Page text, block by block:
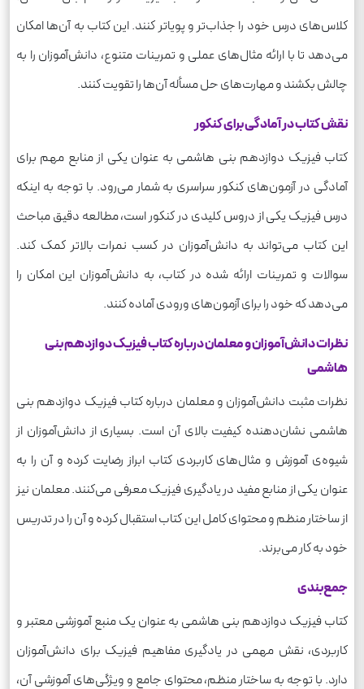
کلاس‌های درس خود را جذاب‌تر و پویا‌تر کنند. این کتاب به آن‌ها امکان
می‌دهد تا با ارائه مثال‌های عملی و تمرینات متنوع، دانش‌آموزان را به
چالش بکشند و مهارت‌های حل مسأله آن‌ها را تقویت کنند.
نقش کتاب در آمادگی برای کنکور
کتاب فیزیک دوازدهم بنی هاشمی به عنوان یکی از منابع مهم برای
آمادگی در آزمون‌های کنکور سراسری به شمار می‌رود. با توجه به اینکه
درس فیزیک یکی از دروس کلیدی در کنکور است، مطالعه دقیق مباحث
این کتاب می‌تواند به دانش‌آموزان در کسب نمرات بالاتر کمک کند.
سوالات و تمرینات ارائه شده در کتاب، به دانش‌آموزان این امکان را
می‌دهد که خود را برای آزمون‌های ورودی آماده کنند.
نظرات دانش‌آموزان و معلمان درباره کتاب فیزیک دوازدهم بنی
هاشمی
نظرات مثبت دانش‌آموزان و معلمان درباره کتاب فیزیک دوازدهم بنی
هاشمی نشان‌دهنده کیفیت بالای آن است. بسیاری از دانش‌آموزان از
شیوه‌ی آموزش و مثال‌های کاربردی کتاب ابراز رضایت کرده و آن را به
عنوان یکی از منابع مفید در یادگیری فیزیک معرفی می‌کنند. معلمان نیز
از ساختار منظم و محتوای کامل این کتاب استقبال کرده و آن را در تدریس
خود به کار می‌برند.
جمع‌بندی
کتاب فیزیک دوازدهم بنی هاشمی به عنوان یک منبع آموزشی معتبر و
کاربردی، نقش مهمی در یادگیری مفاهیم فیزیک برای دانش‌آموزان
دارد. با توجه به ساختار منظم، محتوای جامع و ویژگی‌های آموزشی آن،